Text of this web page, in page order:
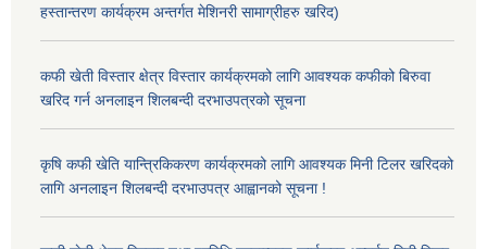
हस्तान्तरण कार्यक्रम अन्तर्गत मेशिनरी सामाग्रीहरु खरिद)
कफी खेती विस्तार क्षेत्र विस्तार कार्यक्रमको लागि आवश्यक कफीको बिरुवा
खरिद गर्न अनलाइन शिलबन्दी दरभाउपत्रको सूचना
कृषि कफी खेति यान्त्रिकिकरण कार्यक्रमको लागि आवश्यक मिनी टिलर खरिदको
लागि अनलाइन शिलबन्दी दरभाउपत्र आह्वानको सूचना !